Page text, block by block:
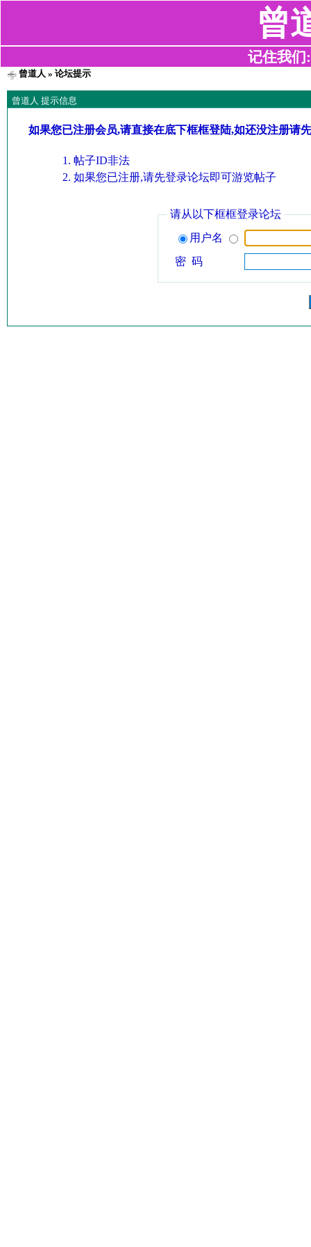
曾
记住我们
曾道人 » 论坛提示
曾道人 提示信息
如果您已注册会员,请直接在底下框框登陆,如还没注册请
帖子ID非法
如果您已注册,请先登录论坛即可游览帖子
请从以下框框登录论坛
用户名
密 码